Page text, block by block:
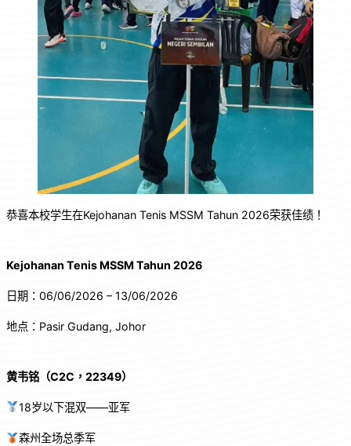
恭喜本校学生在Kejohanan Tenis MSSM Tahun 2026荣获佳绩！
Kejohanan Tenis MSSM Tahun 2026
日期：06/06/2026 – 13/06/2026
地点：Pasir Gudang, Johor
黄韦铭（C2C，22349）
18岁以下混双——亚军
森州全场总季军